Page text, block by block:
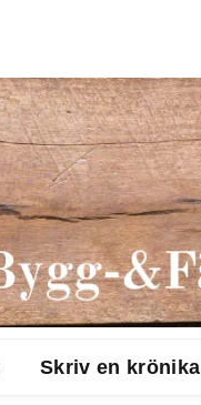
Skriv en krönika